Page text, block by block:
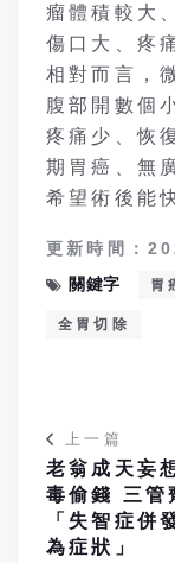
瘤體積較大
傷口大、疼
相對而言，
腹部開數個
疼痛少、恢
期胃癌、無
希望術後能
更新時間：
關鍵字
胃
全胃切除
上一篇
老翁成天妄
毒偷錢 三管
「失智症併
為症狀」